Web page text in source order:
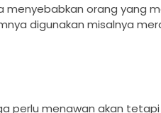
menyebabkan orang yang
digunakan misalnya
perlu menawan akan